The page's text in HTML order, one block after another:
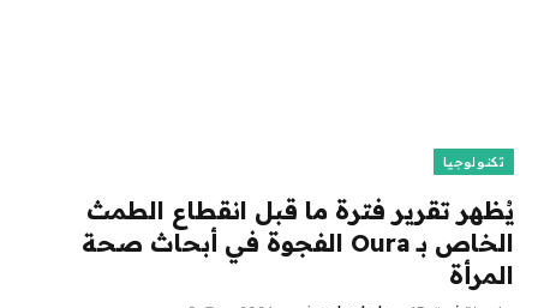
تكنولوجيا
يُظهر تقرير فترة ما قبل انقطاع الطمث
الخاص بـ Oura الفجوة في أبحاث صحة
المرأة